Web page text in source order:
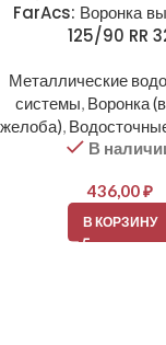
FarAcs: Воронка
125/90 RR
Металлические
системы, Воронка
желоба),
В
436,00₽
В КОРЗИНУ